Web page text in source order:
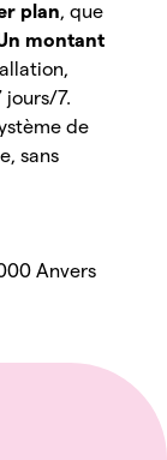
plan, que
montant
jours/7.
de
sans
Anvers